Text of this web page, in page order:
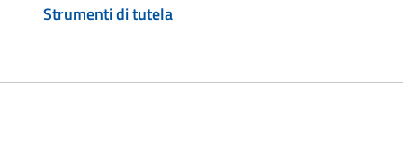
Strumenti di tutela